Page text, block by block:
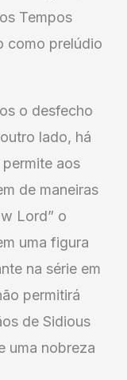
Tempos
como prelúdio
o desfecho
lado, há
aos
de maneiras
Lord” o
uma figura
na série em
permitirá
de Sidious
uma nobreza